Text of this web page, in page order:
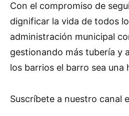
Con el compromiso de
dignificar la vida de todos
administración municipal
gestionando más tubería y
los barrios el barro sea una
Suscríbete a nuestro canal